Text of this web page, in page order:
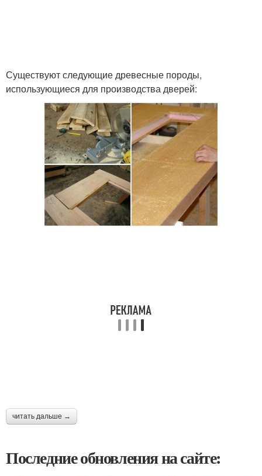
Существуют следующие древесные породы,
использующиеся для производства дверей:
читать дальше →
Последние обновления на сайте: